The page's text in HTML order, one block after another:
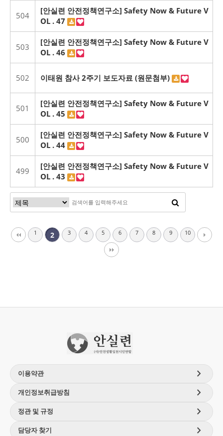
504
[안실련 안전정책연구소] Safety Now & Future V
OL . 47
503
[안실련 안전정책연구소] Safety Now & Future V
OL . 46
502 이태원 참사 2주기 보도자료 (원문첨부)
501
[안실련 안전정책연구소] Safety Now & Future V
OL . 45
500
[안실련 안전정책연구소] Safety Now & Future V
OL . 44
499
[안실련 안전정책연구소] Safety Now & Future V
OL . 43
1 2 3 4 5 6 7 8 9 10
이용약관 chevron_right
개인정보취급방침 chevron_right
정관 및 규정 chevron_right
담당자 찾기 chevron_right